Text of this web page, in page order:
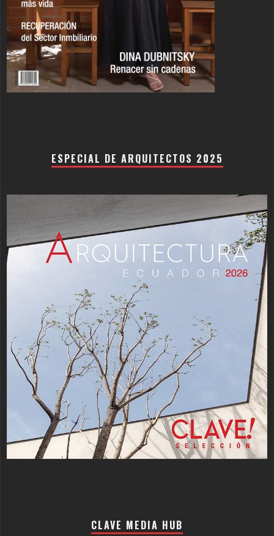
ESPECIAL DE ARQUITECTOS 2025
CLAVE MEDIA HUB